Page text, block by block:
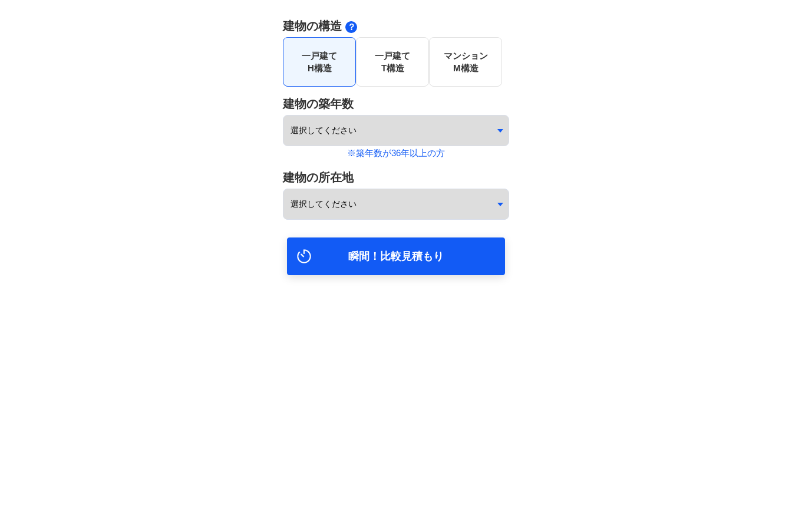
建物の構造
一戸建て
H構造
一戸建て
T構造
マンション
M構造
建物の築年数
※築年数が36年以上の方
建物の所在地
瞬間！比較見積もり